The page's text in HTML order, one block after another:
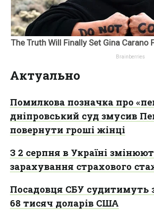
Актуально
Помилкова позначка про
дніпровський суд змусив
повернути гроші жінці
З 2 серпня в Україні
зарахування страхового
Посадовця СБУ судитимуть
68 тисяч доларів США